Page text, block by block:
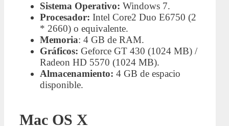
Sistema Operativo: Windows 7.
Procesador: Intel Core2 Duo E6750 (2
* 2660) o equivalente.
Memoria: 4 GB de RAM.
Gráficos: Geforce GT 430 (1024 MB) /
Radeon HD 5570 (1024 MB).
Almacenamiento: 4 GB de espacio
disponible.
Mac OS X